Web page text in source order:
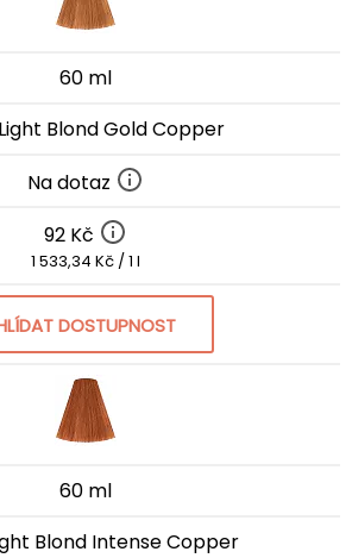
60 ml
Blond Gold Copper
Na dotaz
92 Kč
1 533,34 Kč / 1 l
DOSTUPNOST
60 ml
Blond Intense Copper